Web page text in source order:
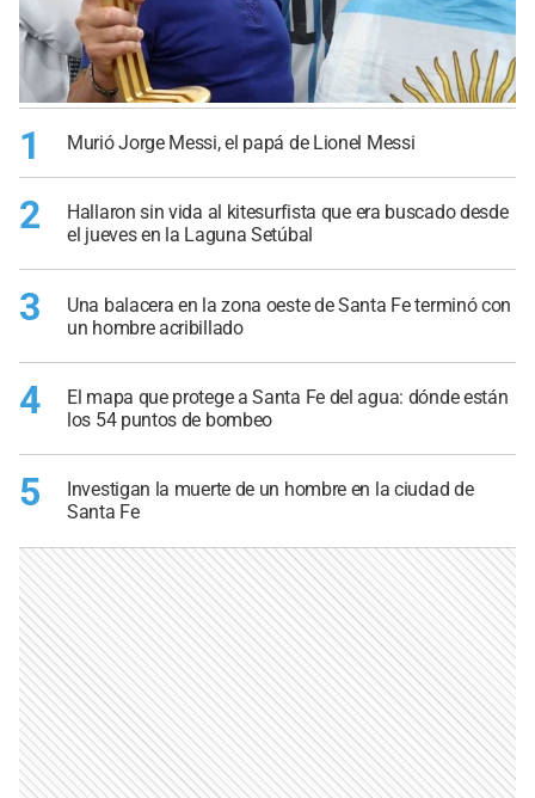
1 Murió Jorge Messi, el papá de Lionel Messi
2
Hallaron sin vida al kitesurfista que era buscado desde
el jueves en la Laguna Setúbal
3
Una balacera en la zona oeste de Santa Fe terminó con
un hombre acribillado
4
El mapa que protege a Santa Fe del agua: dónde están
los 54 puntos de bombeo
5
Investigan la muerte de un hombre en la ciudad de
Santa Fe